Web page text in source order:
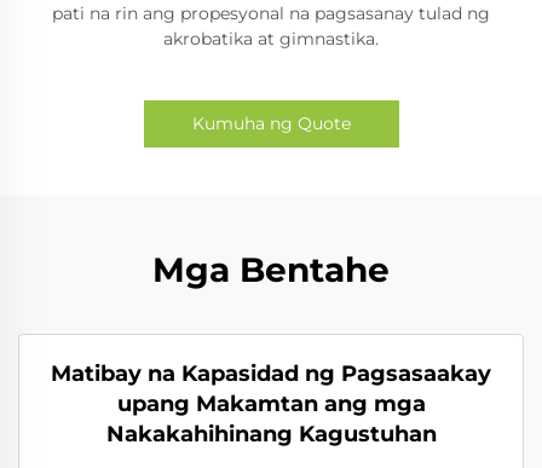
pati na rin ang propesyonal na pagsasanay tulad ng
akrobatika at gimnastika.
Kumuha ng Quote
Mga Bentahe
Matibay na Kapasidad ng Pagsasaakay
upang Makamtan ang mga
Nakakahihinang Kagustuhan